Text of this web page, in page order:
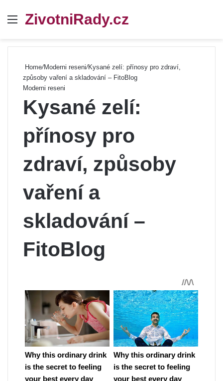
Menu
ZivotniRady.cz
Home/Moderni reseni/Kysané zelí: přínosy pro zdraví,
způsoby vaření a skladování – FitoBlog
Moderni reseni
Kysané zelí:
přínosy pro
zdraví, způsoby
vaření a
skladování –
FitoBlog